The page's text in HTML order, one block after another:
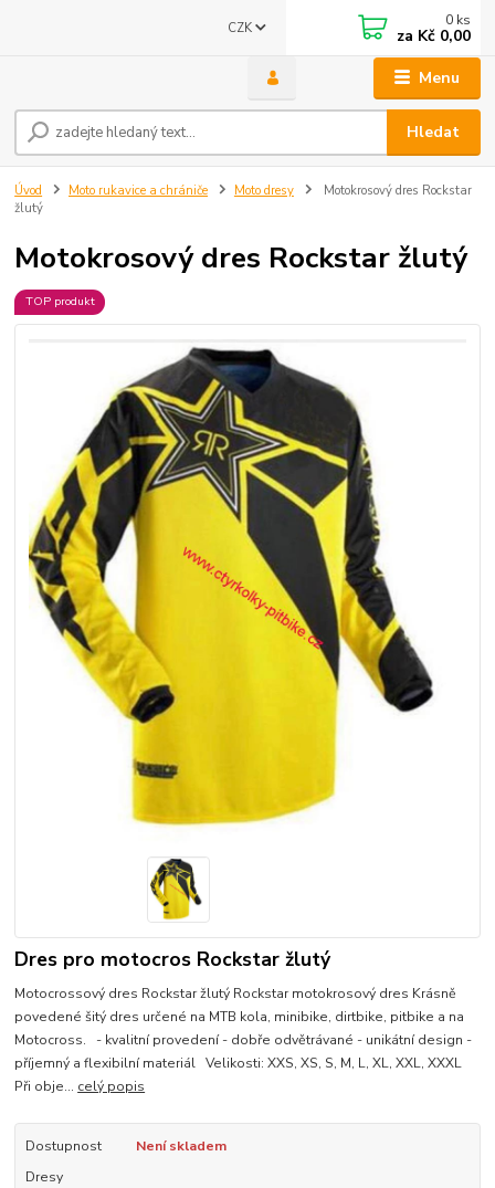
Menu
CZK
Hledat
0 ks
za Kč 0,00
Úvod Moto rukavice a chrániče Moto dresy
Motokrosový dres Rockstar
žlutý
Motokrosový dres Rockstar žlutý
TOP produkt
Dres pro motocros Rockstar žlutý
Motocrossový dres Rockstar žlutý Rockstar motokrosový dres Krásně
povedené šitý dres určené na MTB kola, minibike, dirtbike, pitbike a na
Motocross. - kvalitní provedení - dobře odvětrávané - unikátní design -
příjemný a flexibilní materiál Velikosti: XXS, XS, S, M, L, XL, XXL, XXXL
Při obje... celý popis
Dostupnost
Není skladem
Dresy